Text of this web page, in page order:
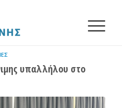
υπαλλήλου στο